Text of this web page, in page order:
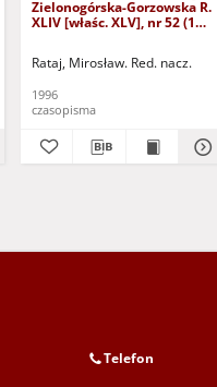
Zielonogórska-Gorzowska R.
XLIV [właśc. XLV], nr 52 (1
Rataj, Mirosław. Red. nacz.
1996
czasopisma
Telefon